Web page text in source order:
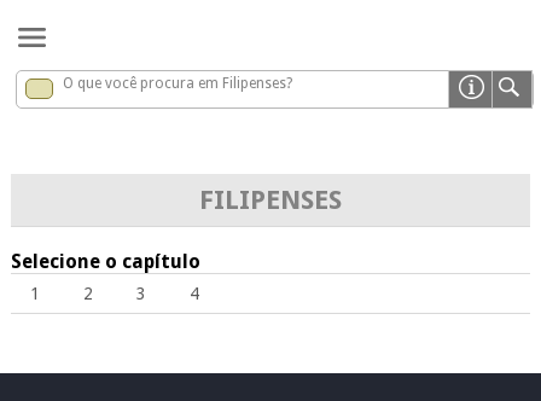
Filipenses x
O que você procura em Filipenses?
FILIPENSES
Selecione o capítulo
1 2 3 4